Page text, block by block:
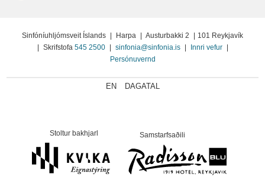
Sinfóníuhljómsveit Íslands | Harpa | Austurbakki 2 | 101 Reykjavík
| Skrifstofa 545 2500 | sinfonia@sinfonia.is | Innri vefur |
Persónuvernd
EN DAGATAL
Stoltur bakhjarl Samstarfsaðili